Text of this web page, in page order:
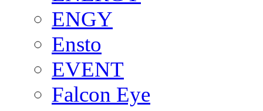
ENGY
Ensto
EVENT
Falcon Eye